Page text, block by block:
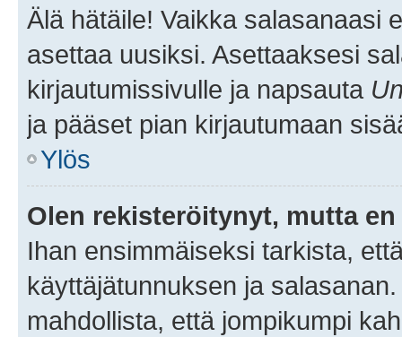
Älä hätäile! Vaikka salasanaasi
asettaa uusiksi. Asettaaksesi
kirjautumissivulle ja napsauta
ja pääset pian kirjautumaan
Ylös
Olen rekisteröitynyt, mutta
Ihan ensimmäiseksi tarkista,
käyttäjätunnuksen ja
mahdollista, että jompikumpi